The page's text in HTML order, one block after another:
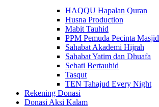
HAQQU Hapalan Quran
Husna Production
Mabit Tauhid
PPM Pemuda Pecinta Masjid
Sahabat Akademi Hijrah
Sahabat Yatim dan Dhuafa
Sehati Bertauhid
Tasqut
TEN Tahajud Every Night
Rekening Donasi
Donasi Aksi Kalam